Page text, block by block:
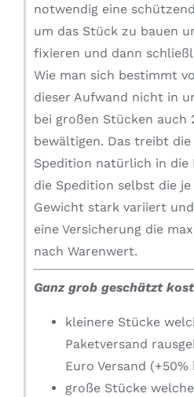
notwendig eine
um das Stück zu bauen
fixieren und dann
Wie man sich bestimmt
dieser Aufwand nicht in
bei großen Stücken auch
bewältigen. Das treibt
Spedition natürlich in die
die Spedition selbst die
Gewicht stark variiert
eine Versicherung die
nach Warenwert.
Ganz grob geschätzt
kleinere Stücke
Paketversand
Euro Versand
große Stücke